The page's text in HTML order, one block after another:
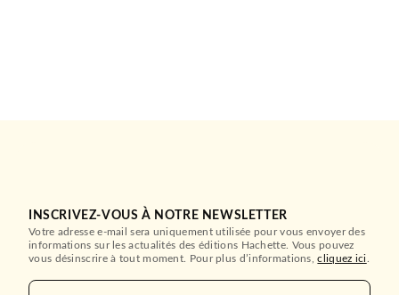
INSCRIVEZ-VOUS À NOTRE NEWSLETTER
Votre adresse e-mail sera uniquement utilisée pour vous envoyer des
informations sur les actualités des éditions Hachette. Vous pouvez
vous désinscrire à tout moment. Pour plus d’informations,cliquez ici